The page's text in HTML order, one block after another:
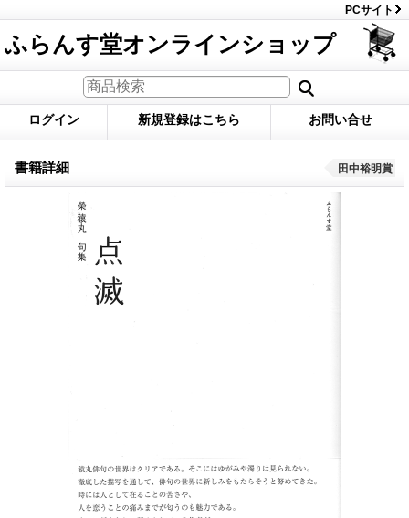
PCサイト
ふらんす堂オンラインショップ
ログイン 新規登録はこちら お問い合せ
書籍詳細 田中裕明賞